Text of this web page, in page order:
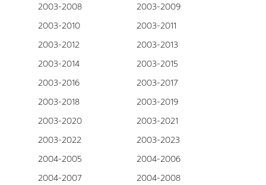
2003-2008
2003-2009
2003-2010
2003-2011
2003-2012
2003-2013
2003-2014
2003-2015
2003-2016
2003-2017
2003-2018
2003-2019
2003-2020
2003-2021
2003-2022
2003-2023
2004-2005
2004-2006
2004-2007
2004-2008